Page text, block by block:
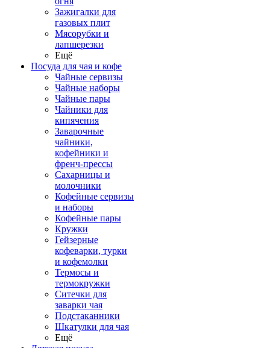
Зажигалки для
газовых плит
Мясорубки и
лапшерезки
Ещё
Посуда для чая и кофе
Чайные сервизы
Чайные наборы
Чайные пары
Чайники для
кипячения
Заварочные
чайники,
кофейники и
френч-прессы
Сахарницы и
молочники
Кофейные сервизы
и наборы
Кофейные пары
Кружки
Гейзерные
кофеварки, турки
и кофемолки
Термосы и
термокружки
Ситечки для
заварки чая
Подстаканники
Шкатулки для чая
Ещё